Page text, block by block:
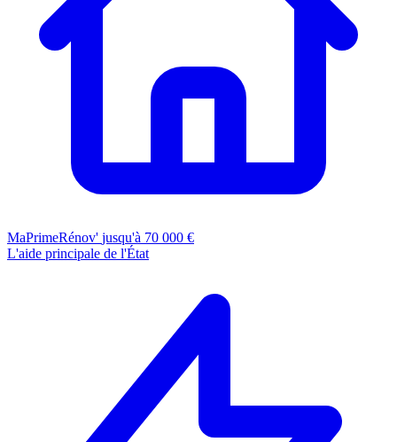
MaPrimeRénov' jusqu'à 70 000 €
L'aide principale de l'État